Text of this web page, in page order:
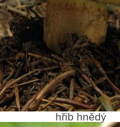
hřib hnědý